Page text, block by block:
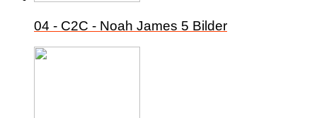
04 - C2C - Noah James 5 Bilder